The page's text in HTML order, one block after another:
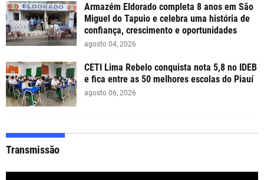
Armazém Eldorado completa 8 anos em São
Miguel do Tapuio e celebra uma história de
confiança, crescimento e oportunidades
agosto 04, 2026
CETI Lima Rebelo conquista nota 5,8 no IDEB
e fica entre as 50 melhores escolas do Piauí
agosto 06, 2026
Transmissão